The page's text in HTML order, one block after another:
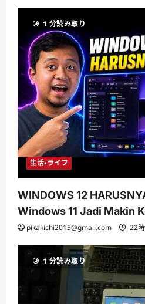
1 分読み取り
生活・ライフ
WINDOWS 12
Windows 11 Jadi Makin
pikakichi2015@gmail.com 22
1 分読み取り